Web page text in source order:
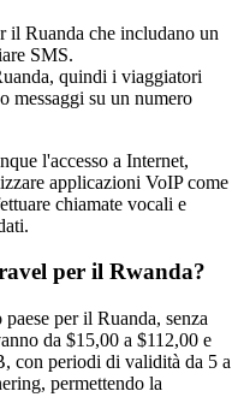
il Ruanda che includano un
SMS.
quindi i viaggiatori
messaggi su un numero
l'accesso a Internet,
applicazioni VoIP come
chiamate vocali e
per il Rwanda?
per il Ruanda, senza
da $15,00 a $112,00 e
con periodi di validità da 5 a
permettendo la